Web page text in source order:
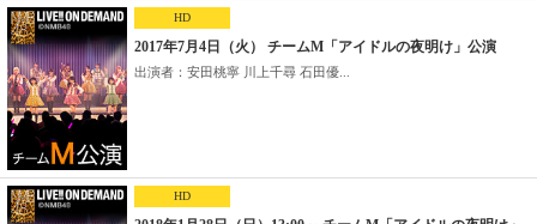
HD
2017年7月4日（火） チームM「アイドルの夜明け」公演
出演者：安田桃寧 川上千尋 石田優...
HD